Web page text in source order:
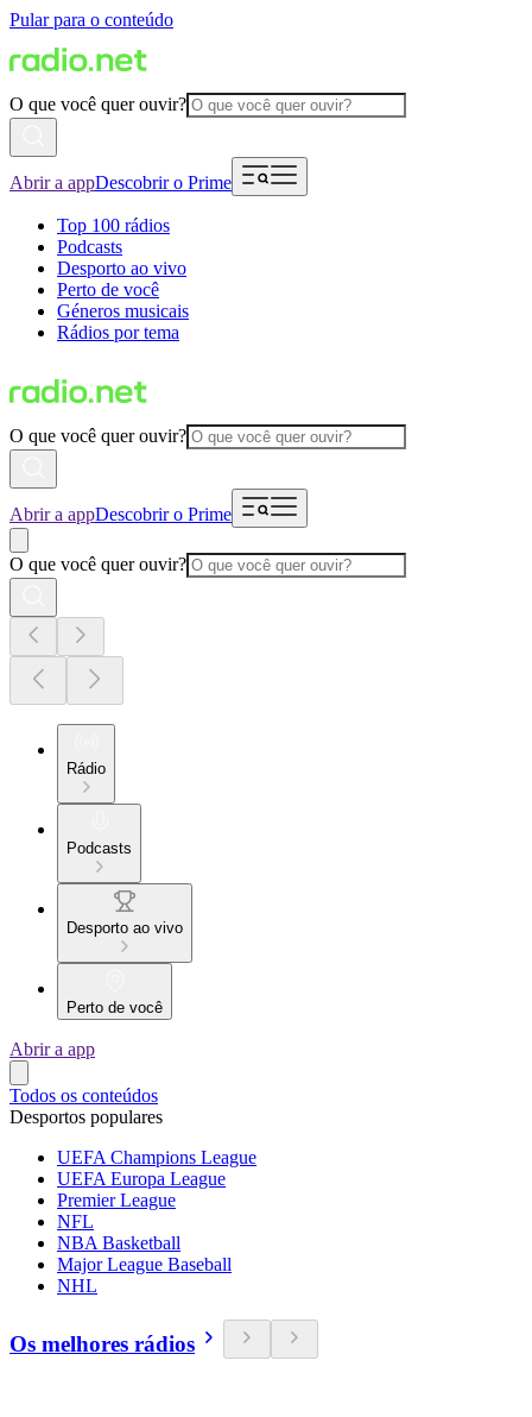
Pular para o conteúdo
O que você quer ouvir?
Abrir a appDescobrir o Prime
Top 100 rádios
Podcasts
Desporto ao vivo
Perto de você
Géneros musicais
Rádios por tema
O que você quer ouvir?
Abrir a appDescobrir o Prime
O que você quer ouvir?
Rádio
Podcasts
Desporto ao vivo
Perto de você
Abrir a app
Todos os conteúdos
Desportos populares
UEFA Champions League
UEFA Europa League
Premier League
NFL
NBA Basketball
Major League Baseball
NHL
Os melhores rádios